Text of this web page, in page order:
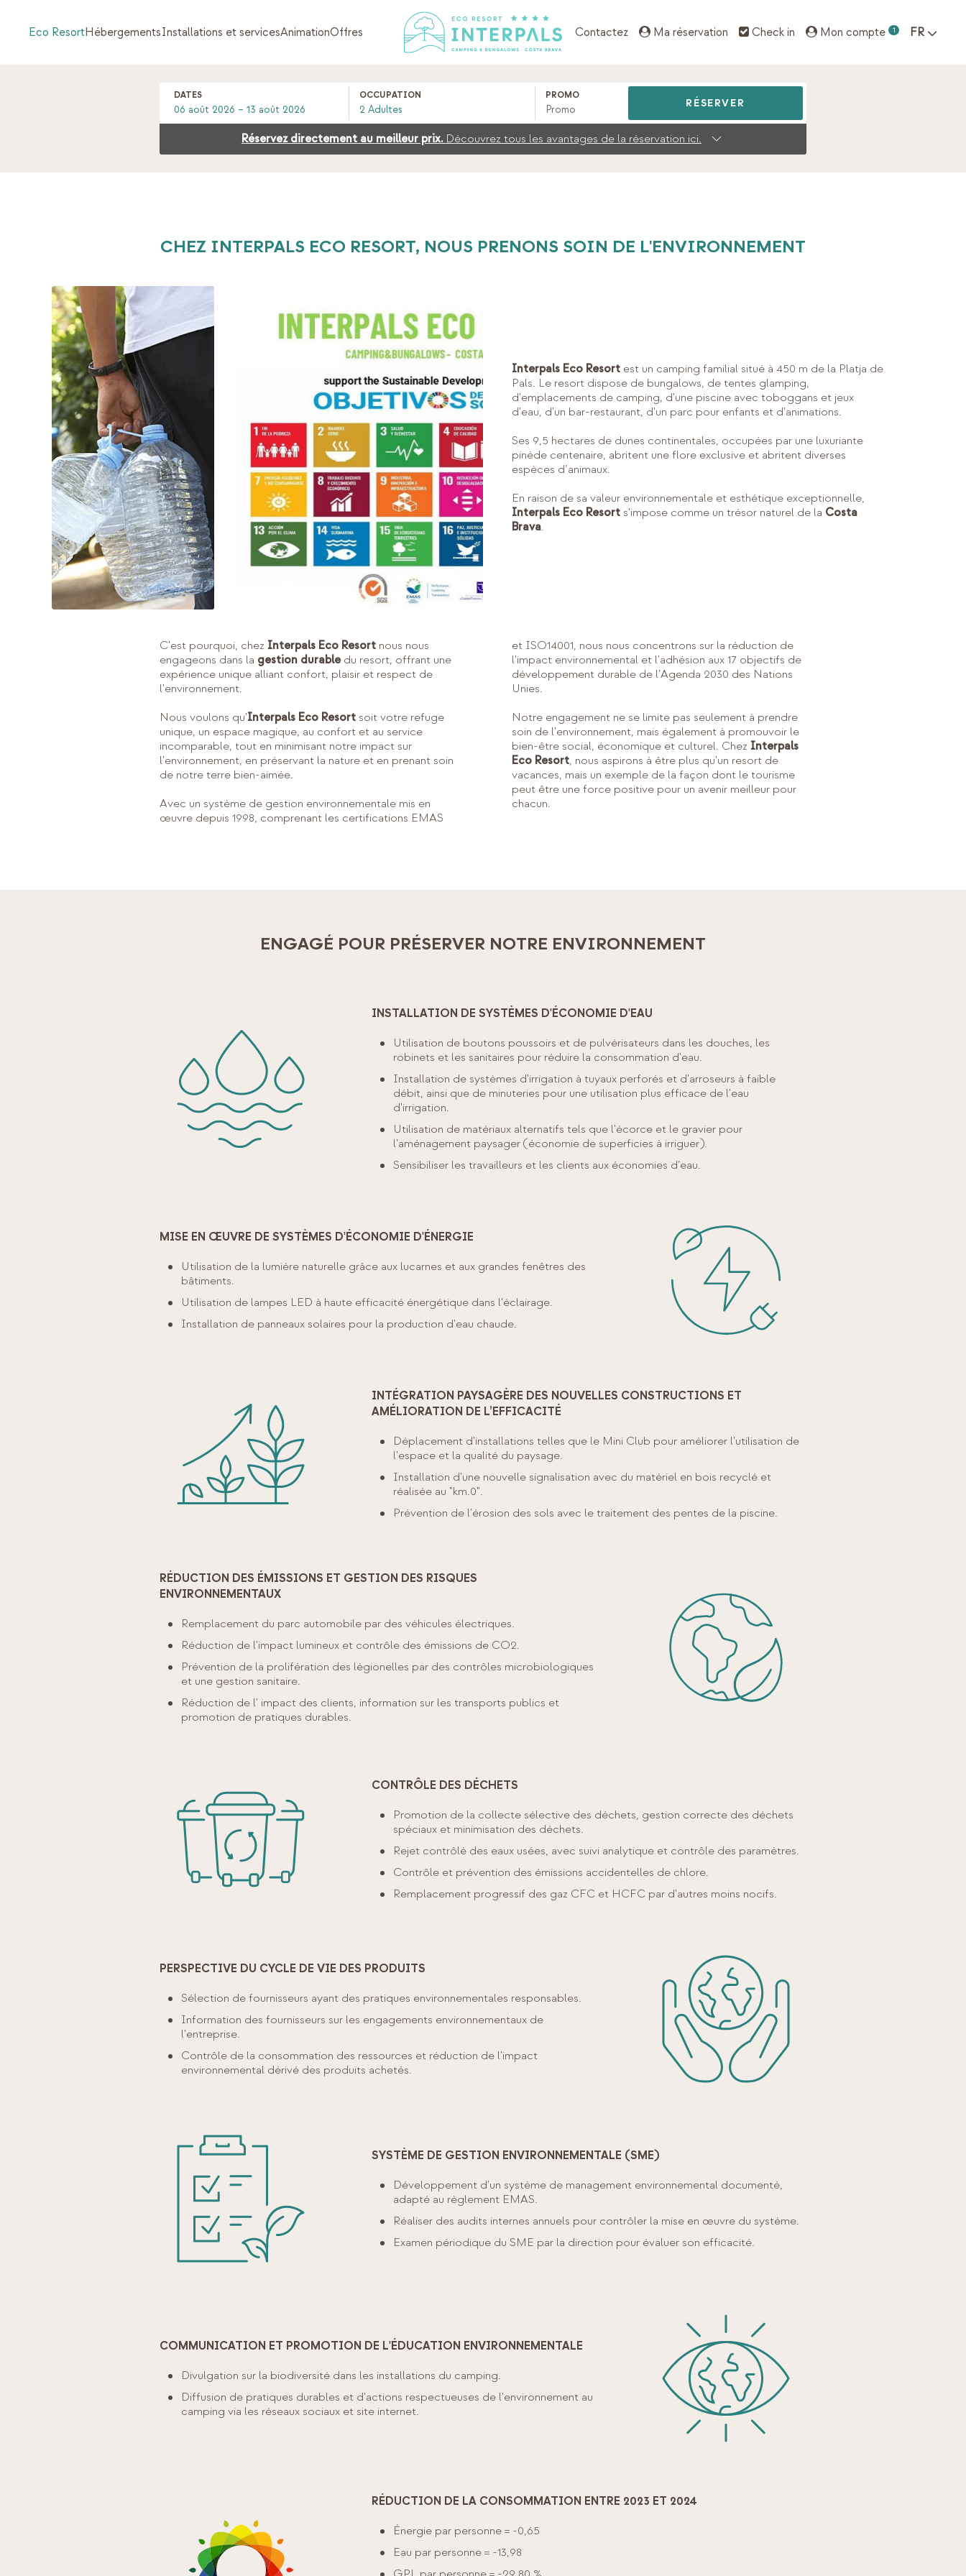
Eco ResortHébergementsInstallations et servicesAnimationOffres Contactez Ma réservation Check in Mon compte 1 FR
DATES OCCUPATION PROMO
RÉSERVER
Réservez directement au meilleur prix. Découvrez tous les avantages de la réservation ici.
CHEZ INTERPALS ECO RESORT, NOUS PRENONS SOIN DE L'ENVIRONNEMENT
Interpals Eco Resort est un camping familial situé à 450 m de la Platja de
Pals. Le resort dispose de bungalows, de tentes glamping,
d'emplacements de camping, d'une piscine avec toboggans et jeux
d'eau, d'un bar-restaurant, d'un parc pour enfants et d'animations.
Ses 9,5 hectares de dunes continentales, occupées par une luxuriante
pinède centenaire, abritent une flore exclusive et abritent diverses
espèces d’animaux.
En raison de sa valeur environnementale et esthétique exceptionnelle,
Interpals Eco Resort s'impose comme un trésor naturel de la Costa
Brava.
C'est pourquoi, chez Interpals Eco Resort nous nous
engageons dans la gestion durabledu resort, offrant une
expérience unique alliant confort, plaisir et respect de
l'environnement.
Nous voulons qu'Interpals Eco Resort soit votre refuge
unique, un espace magique, au confort et au service
incomparable, tout en minimisant notre impact sur
l'environnement, en préservant la nature et en prenant soin
de notre terre bien-aimée.
Avec un système de gestion environnementale mis en
œuvre depuis 1998, comprenant les certifications EMAS
et ISO14001, nous nous concentrons sur la réduction de
l'impact environnemental et l'adhésion aux 17 objectifs de
développement durable de l'Agenda 2030 des Nations
Unies.
Notre engagement ne se limite pas seulement à prendre
soin de l'environnement, mais également à promouvoir le
bien-être social, économique et culturel. Chez Interpals
Eco Resort, nous aspirons à être plus qu'un resort de
vacances, mais un exemple de la façon dont le tourisme
peut être une force positive pour un avenir meilleur pour
chacun.
ENGAGÉ POUR PRÉSERVER NOTRE ENVIRONNEMENT
INSTALLATION DE SYSTÈMES D'ÉCONOMIE D'EAU
Utilisation de boutons poussoirs et de pulvérisateurs dans les douches, les
robinets et les sanitaires pour réduire la consommation d'eau.
Installation de systèmes d'irrigation à tuyaux perforés et d'arroseurs à faible
débit, ainsi que de minuteries pour une utilisation plus efficace de l'eau
d'irrigation.
Utilisation de matériaux alternatifs tels que l'écorce et le gravier pour
l'aménagement paysager (économie de superficies à irriguer).
Sensibiliser les travailleurs et les clients aux économies d’eau.
MISE EN ŒUVRE DE SYSTÈMES D'ÉCONOMIE D'ÉNERGIE
Utilisation de la lumière naturelle grâce aux lucarnes et aux grandes fenêtres des
bâtiments.
Utilisation de lampes LED à haute efficacité énergétique dans l'éclairage.
Installation de panneaux solaires pour la production d'eau chaude.
INTÉGRATION PAYSAGÈRE DES NOUVELLES CONSTRUCTIONS ET
AMÉLIORATION DE L’EFFICACITÉ
Déplacement d'installations telles que le Mini Club pour améliorer l'utilisation de
l'espace et la qualité du paysage.
Installation d'une nouvelle signalisation avec du matériel en bois recyclé et
réalisée au "km.0".
Prévention de l'érosion des sols avec le traitement des pentes de la piscine.
RÉDUCTION DES ÉMISSIONS ET GESTION DES RISQUES
ENVIRONNEMENTAUX
Remplacement du parc automobile par des véhicules électriques.
Réduction de l'impact lumineux et contrôle des émissions de CO2.
Prévention de la prolifération des légionelles par des contrôles microbiologiques
et une gestion sanitaire.
Réduction de l' impact des clients, information sur les transports publics et
promotion de pratiques durables.
CONTRÔLE DES DÉCHETS
Promotion de la collecte sélective des déchets, gestion correcte des déchets
spéciaux et minimisation des déchets.
Rejet contrôlé des eaux usées, avec suivi analytique et contrôle des paramètres.
Contrôle et prévention des émissions accidentelles de chlore.
Remplacement progressif des gaz CFC et HCFC par d'autres moins nocifs.
PERSPECTIVE DU CYCLE DE VIE DES PRODUITS
Sélection de fournisseurs ayant des pratiques environnementales responsables.
Information des fournisseurs sur les engagements environnementaux de
l'entreprise.
Contrôle de la consommation des ressources et réduction de l'impact
environnemental dérivé des produits achetés.
SYSTÈME DE GESTION ENVIRONNEMENTALE (SME)
Développement d'un système de management environnemental documenté,
adapté au règlement EMAS.
Réaliser des audits internes annuels pour contrôler la mise en œuvre du système.
Examen périodique du SME par la direction pour évaluer son efficacité.
COMMUNICATION ET PROMOTION DE L'ÉDUCATION ENVIRONNEMENTALE
Divulgation sur la biodiversité dans les installations du camping.
Diffusion de pratiques durables et d'actions respectueuses de l'environnement au
camping via les réseaux sociaux et site internet.
RÉDUCTION DE LA CONSOMMATION ENTRE 2023 ET 2024
Énergie par personne = -0,65
Eau par personne = -13,98